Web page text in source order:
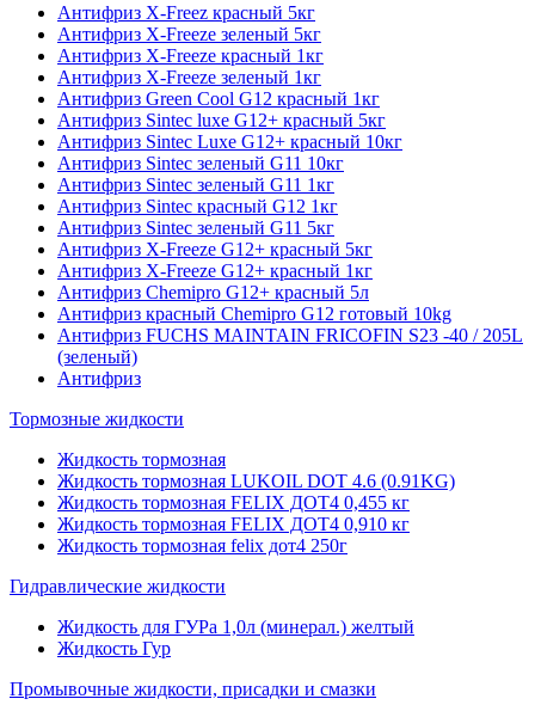
Антифриз X-Freez красный 5кг
Антифриз X-Freeze зеленый 5кг
Антифриз X-Freeze красный 1кг
Антифриз X-Freeze зеленый 1кг
Антифриз Green Cool G12 красный 1кг
Антифриз Sintec luxe G12+ красный 5кг
Антифриз Sintec Luxe G12+ красный 10кг
Антифриз Sintec зеленый G11 10кг
Антифриз Sintec зеленый G11 1кг
Антифриз Sintec красный G12 1кг
Антифриз Sintec зеленый G11 5кг
Антифриз X-Freeze G12+ красный 5кг
Антифриз X-Freeze G12+ красный 1кг
Антифриз Chemipro G12+ красный 5л
Антифриз красный Chemipro G12 готовый 10kg
Антифриз FUCHS MAINTAIN FRICOFIN S23 -40 / 205L
(зеленый)
Антифриз
Тормозные жидкости
Жидкость тормозная
Жидкость тормозная LUKOIL DOT 4.6 (0.91KG)
Жидкость тормозная FELIX ДОТ4 0,455 кг
Жидкость тормозная FELIX ДОТ4 0,910 кг
Жидкость тормозная felix дот4 250г
Гидравлические жидкости
Жидкость для ГУРа 1,0л (минерал.) желтый
Жидкость Гур
Промывочные жидкости, присадки и смазки